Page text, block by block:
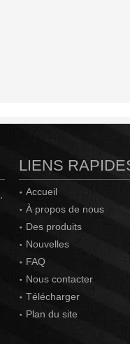
LIENS
Accueil
À propos de nous
Des produits
Nouvelles
FAQ
Nous contacter
Télécharger
Plan du site